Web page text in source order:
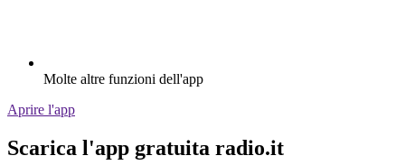
Molte altre funzioni dell'app
Aprire l'app
Scarica l'app gratuita radio.it